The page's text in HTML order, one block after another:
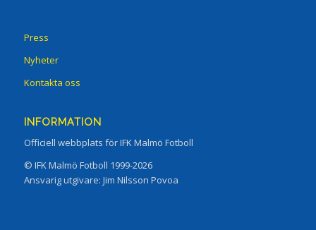
Press
Nyheter
Kontakta oss
INFORMATION
Officiell webbplats för IFK Malmö Fotboll
© IFK Malmö Fotboll 1999-2026
Ansvarig utgivare: Jim Nilsson Povoa